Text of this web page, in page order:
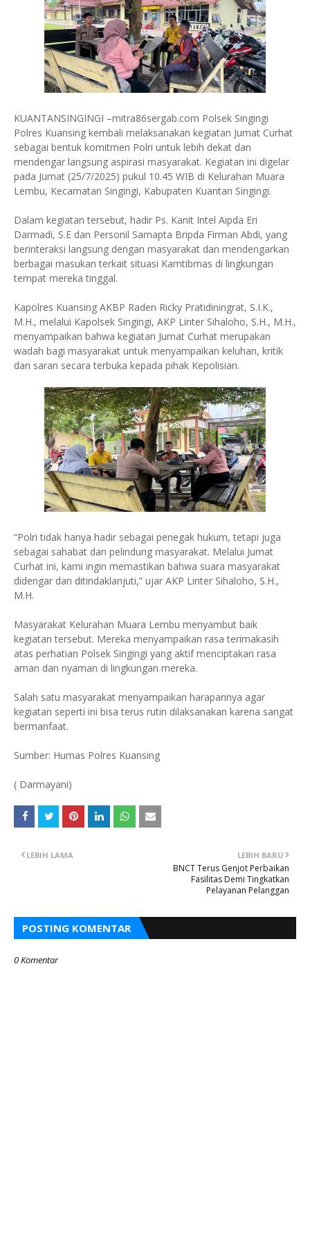
KUANTANSINGINGI –mitra86sergab.com Polsek Singingi
Polres Kuansing kembali melaksanakan kegiatan Jumat Curhat
sebagai bentuk komitmen Polri untuk lebih dekat dan
mendengar langsung aspirasi masyarakat. Kegiatan ini digelar
pada Jumat (25/7/2025) pukul 10.45 WIB di Kelurahan Muara
Lembu, Kecamatan Singingi, Kabupaten Kuantan Singingi.
Dalam kegiatan tersebut, hadir Ps. Kanit Intel Aipda Eri
Darmadi, S.E dan Personil Samapta Bripda Firman Abdi, yang
berinteraksi langsung dengan masyarakat dan mendengarkan
berbagai masukan terkait situasi Kamtibmas di lingkungan
tempat mereka tinggal.
Kapolres Kuansing AKBP Raden Ricky Pratidiningrat, S.I.K.,
M.H., melalui Kapolsek Singingi, AKP Linter Sihaloho, S.H., M.H.,
menyampaikan bahwa kegiatan Jumat Curhat merupakan
wadah bagi masyarakat untuk menyampaikan keluhan, kritik
dan saran secara terbuka kepada pihak Kepolisian.
“Polri tidak hanya hadir sebagai penegak hukum, tetapi juga
sebagai sahabat dan pelindung masyarakat. Melalui Jumat
Curhat ini, kami ingin memastikan bahwa suara masyarakat
didengar dan ditindaklanjuti,” ujar AKP Linter Sihaloho, S.H.,
M.H.
Masyarakat Kelurahan Muara Lembu menyambut baik
kegiatan tersebut. Mereka menyampaikan rasa terimakasih
atas perhatian Polsek Singingi yang aktif menciptakan rasa
aman dan nyaman di lingkungan mereka.
Salah satu masyarakat menyampaikan harapannya agar
kegiatan seperti ini bisa terus rutin dilaksanakan karena sangat
bermanfaat.
Sumber: Humas Polres Kuansing
( Darmayani)
LEBIH BARU
BNCT Terus Genjot Perbaikan
Fasilitas Demi Tingkatkan
Pelayanan Pelanggan
LEBIH LAMA
POSTING KOMENTAR
0 Komentar